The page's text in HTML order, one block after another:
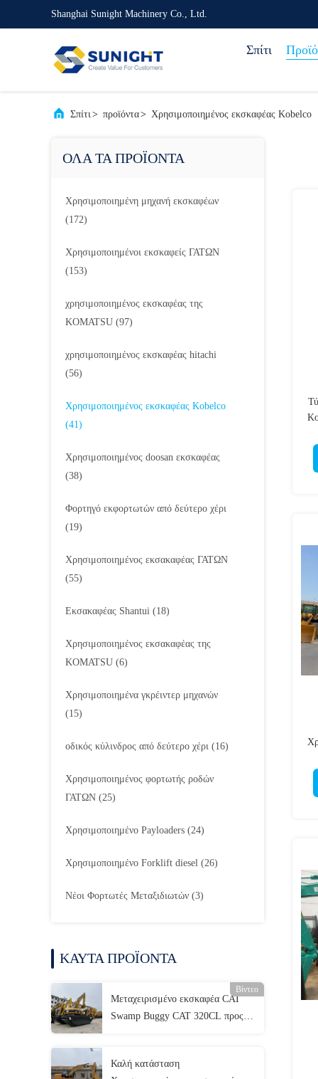
Shanghai Sunight Machinery Co., Ltd.
Σπίτι
Σπίτι> προϊόντα> Χρησιμοποιημένος εκσκαφέας Kobelco
ΟΛΑ ΤΑ ΠΡΟΪΟΝΤΑ
Χρησιμοποιημένη μηχανή εκσκαφέων
(172)
Χρησιμοποιημένοι εκσκαφείς ΓΑΤΩΝ
(153)
χρησιμοποιημένος εκσκαφέας της
KOMATSU (97)
χρησιμοποιημένος εκσκαφέας hitachi
(56)
Χρησιμοποιημένος εκσκαφέας Kobelco
(41)
Χρησιμοποιημένος doosan εκσκαφέας
(38)
Φορτηγό εκφορτωτών από δεύτερο χέρι
(19)
Χρησιμοποιημένος εκσακαφέας ΓΑΤΩΝ
(55)
Εκσακαφέας Shantui (18)
Χρησιμοποιημένος εκσακαφέας της
KOMATSU (6)
Χρησιμοποιημένα γκρέιντερ μηχανών
(15)
οδικός κύλινδρος από δεύτερο χέρι (16)
Χρησιμοποιημένος φορτωτής ροδών
ΓΑΤΩΝ (25)
Χρησιμοποιημένο Payloaders (24)
Χρησιμοποιημένο Forklift diesel (26)
Νέοι Φορτωτές Μεταξιδιωτών (3)
ΚΑΥΤΑ ΠΡΟΪΟΝΤΑ
Βίντεο
Μεταχειρισμένο εκσκαφέα CAT
Swamp Buggy CAT 320CL προς
Καλή κατάσταση